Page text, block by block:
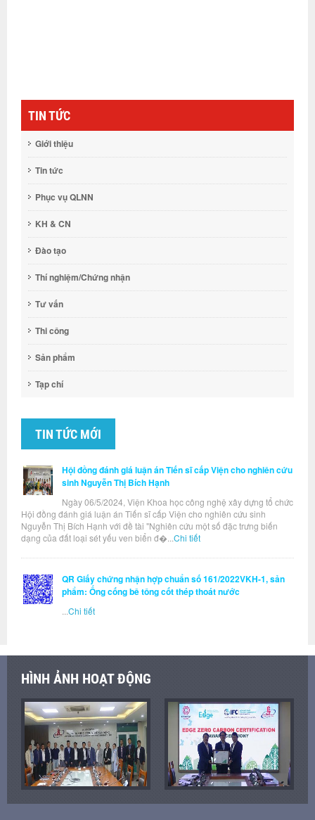
TIN TỨC
Giới thiệu
Tin tức
Phục vụ QLNN
KH & CN
Đào tạo
Thí nghiệm/Chứng nhận
Tư vấn
Thi công
Sản phẩm
Tạp chí
TIN TỨC MỚI
Hội đồng đánh giá luận án Tiến sĩ cấp Viện cho nghiên cứu
sinh Nguyễn Thị Bích Hạnh
Ngày 06/5/2024, Viện Khoa học công nghệ xây dựng tổ chức
Hội đồng đánh giá luận án Tiến sĩ cấp Viện cho nghiên cứu sinh
Nguyễn Thị Bích Hạnh với đề tài "Nghiên cứu một số đặc trưng biến
dạng của đất loại sét yếu ven biển đ�... Chi tiết
QR Giấy chứng nhận hợp chuẩn số 161/2022VKH-1, sản
phẩm: Ống cống bê tông cốt thép thoát nước
Chi tiết
HÌNH ẢNH HOẠT ĐỘNG